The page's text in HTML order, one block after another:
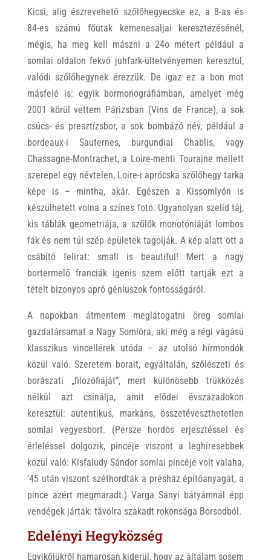
Kicsi, alig észrevehető szőlőhegyecske ez, a 8-as és
84-es számú főutak kemenesaljai keresztezésénél,
mégis, ha meg kell mászni a 24o métert például a
somlai oldalon fekvő juhfark-ültetvényemen keresztül,
valódi szőlőhegynek érezzük. De igaz ez a bon mot
másfelé is: egyik bormonográfiámban, amelyet még
2001 körül vettem Párizsban (Vins de France), a sok
csúcs- és presztízsbor, a sok bombázó név, például a
bordeaux-i Sauternes, burgundiai Chablis, vagy
Chassagne-Montrachet, a Loire-menti Touraine mellett
szerepel egy névtelen, Loire-i aprócska szőlőhegy tarka
képe is – mintha, akár. Egészen a Kissomlyón is
készülhetett volna a színes fotó. Ugyanolyan szelíd táj,
kis táblák geometriája, a szőlők monotóniáját lombos
fák és nem túl szép épületek tagolják. A kép alatt ott a
csábító felirat: small is beautiful! Mert a nagy
bortermelő franciák igenis szem előtt tartják ezt a
tételt bizonyos apró géniuszok fontosságáról.
A napokban átmentem meglátogatni öreg somlai
gazdatársamat a Nagy Somlóra, aki még a régi vágású
klasszikus vincellérek utóda – az utolsó hírmondók
közül való. Szeretem borait, egyáltalán, szőlészeti és
borászati „filozófiáját”, mert különösebb trükközés
nélkül azt csinálja, amit elődei évszázadokon
keresztül: autentikus, markáns, összetéveszthetetlen
somlai vegyesbort. (Persze hordós erjesztéssel és
érleléssel dolgozik, pincéje viszont a leghíresebbek
közül való: Kisfaludy Sándor somlai pincéje volt valaha,
’45 után viszont széthordták a présház építőanyagát, a
pince azért megmaradt.) Varga Sanyi bátyámnál épp
vendégek jártak: távolra szakadt rokonsága Borsodból.
Edelényi Hegyközség
Egyikőjükről hamarosan kiderül, hogy az általam sosem